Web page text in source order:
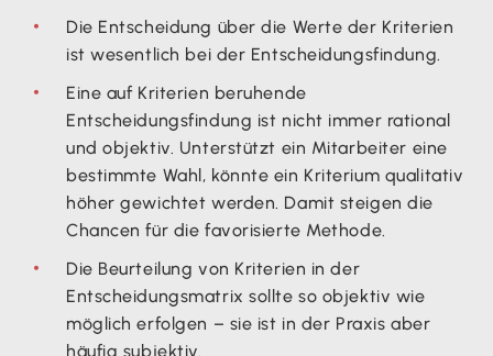
Die Entscheidung über die Werte der Kriterien
ist wesentlich bei der Entscheidungsfindung.
Eine auf Kriterien beruhende
Entscheidungsfindung ist nicht immer rational
und objektiv. Unterstützt ein Mitarbeiter eine
bestimmte Wahl, könnte ein Kriterium qualitativ
höher gewichtet werden. Damit steigen die
Chancen für die favorisierte Methode.
Die Beurteilung von Kriterien in der
Entscheidungsmatrix sollte so objektiv wie
möglich erfolgen – sie ist in der Praxis aber
häufig subjektiv.